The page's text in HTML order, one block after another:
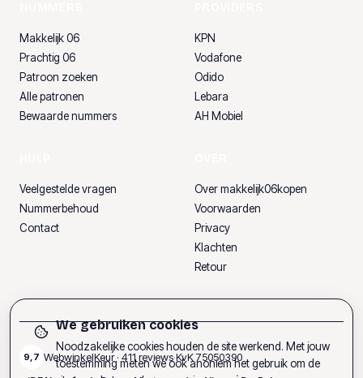
Makkelijk 06
Prachtig 06
Patroon zoeken
Alle patronen
Bewaarde nummers
KPN
Vodafone
Odido
Lebara
AH Mobiel
Veelgestelde vragen
Nummerbehoud
Contact
Over makkelijk06kopen
Voorwaarden
Privacy
Klachten
Retour
9,7 WebwinkelKeur · 411reviews·KvK75050390
We gebruiken cookies
Noodzakelijke cookies houden de site werkend. Met jouw
toestemming meten we ook anoniem het gebruik om de